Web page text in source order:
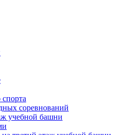
соревнований
учебной башни